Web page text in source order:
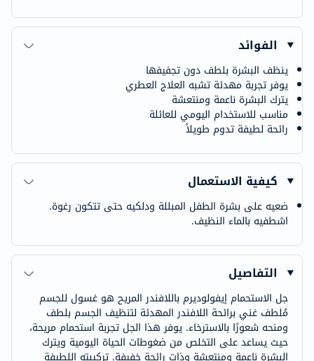
الفوائد
ينظف البشرة بلطف دون تجفيفها
يوفر تجربة مهدئة تشبه العلاج العطري
يترك البشرة ناعمة ومنتعشة
مناسب للاستخدام اليومي للعائلة
رائحة لطيفة تدوم طويلاً
كيفية الاستعمال
ضعيه على بشرة الطفل المبللة ودلكيه حتى تتكون رغوة.
اشطفيه بالماء النظيف.
التفاصيل
جل الاستحمام إيفولوديرم باللافندر المريح هو غسول للجسم
مُلطف غني برائحة اللافندر المهدئة لتنظيف الجسم بلطف
ومنحه شعورًا بالاسترخاء. يوفر هذا الجل تجربة استحمام مريحة،
حيث يساعد على التخلص من ضغوطات الحياة اليومية ويترك
البشرة ناعمة ومنتعشة وذات رائحة خفيفة. تركيبته اللطيفة